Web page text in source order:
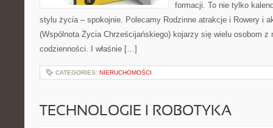
formacji. To nie tylko
stylu życia – spokojnie. Polecamy Rodzinne atrakcje i Rowery i
(Wspólnota Życia Chrześcijańskiego) kojarzy się wielu osobom z
codzienności. I właśnie […]
CATEGORIES: NIERUCHOMOŚCI
TECHNOLOGIE I ROBOTYKA